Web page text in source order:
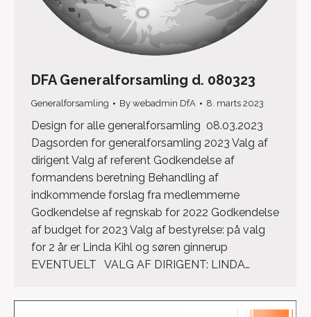
DFA Generalforsamling d. 080323
Generalforsamling By webadmin DfA 8. marts 2023
Design for alle generalforsamling 08.03.2023
Dagsorden for generalforsamling 2023 Valg af
dirigent Valg af referent Godkendelse af
formandens beretning Behandling af
indkommende forslag fra medlemmerne
Godkendelse af regnskab for 2022 Godkendelse
af budget for 2023 Valg af bestyrelse: på valg
for 2 år er Linda Kihl og søren ginnerup
EVENTUELT VALG AF DIRIGENT: LINDA…